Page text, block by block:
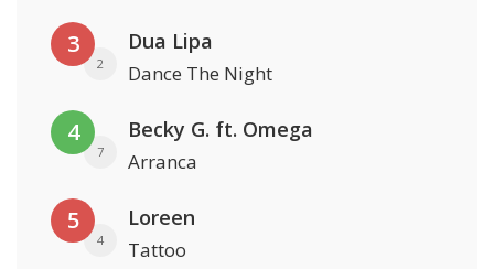
3
2
Dua Lipa
Dance The Night
4
7
Becky G. ft. Omega
Arranca
5
4
Loreen
Tattoo